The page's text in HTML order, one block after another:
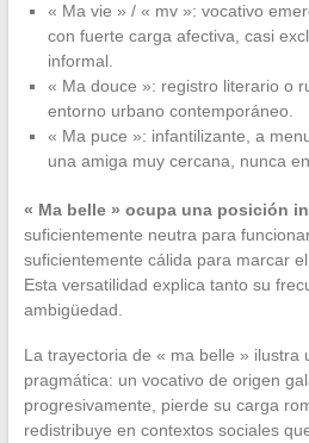
« Ma vie » / « mv »: vocativo
con fuerte carga afectiva, casi
informal.
« Ma douce »: registro literario o
entorno urbano contemporáneo.
« Ma puce »: infantilizante, a
una amiga muy cercana, nunca
« Ma belle » ocupa una posición
suficientemente neutra para
suficientemente cálida para marcar
Esta versatilidad explica tanto su
ambigüedad.
La trayectoria de « ma belle » ilustra
pragmática: un vocativo de origen
progresivamente, pierde su carga
redistribuye en contextos sociales